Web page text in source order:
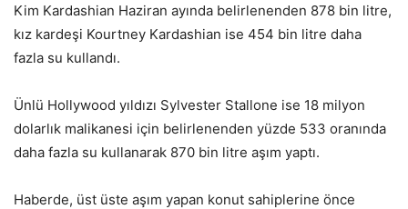
Kim Kardashian Haziran ayında belirlenenden 878 bin litre,
kız kardeşi Kourtney Kardashian ise 454 bin litre daha
fazla su kullandı.
Ünlü Hollywood yıldızı Sylvester Stallone ise 18 milyon
dolarlık malikanesi için belirlenenden yüzde 533 oranında
daha fazla su kullanarak 870 bin litre aşım yaptı.
Haberde, üst üste aşım yapan konut sahiplerine önce